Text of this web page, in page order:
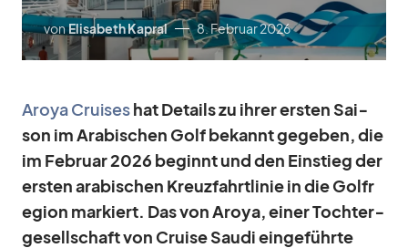
vonElisabeth Kapral 8. Februar 2026
Aroya Crui­seshat De­tails zu ih­rer ers­ten Sai­
son im Ara­bi­schen Golf be­kannt ge­ge­ben, die
im Fe­bruar 2026 be­ginnt und den Ein­stieg der
ers­ten ara­bi­schen Kreuz­fahrt­li­nie in die Golf­r
e­gion mar­kiert. Das von Aroya, ei­ner Toch­ter­
ge­sell­schaft von Cruise Saudi ein­ge­führte